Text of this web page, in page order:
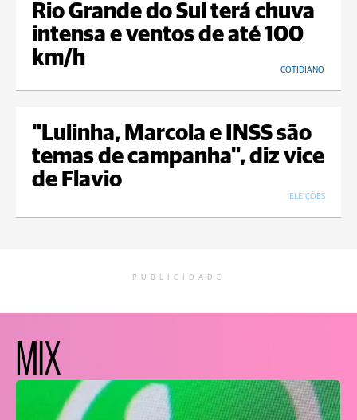
Rio Grande do Sul terá chuva
intensa e ventos de até 100
km/h
COTIDIANO
"Lulinha, Marcola e INSS são
temas de campanha", diz vice
de Flavio
ELEIÇÕES
PUBLICIDADE
MIX